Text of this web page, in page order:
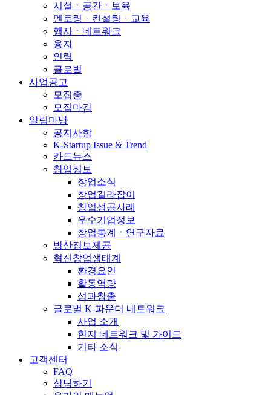
시설ㆍ공간ㆍ보육
멘토링ㆍ컨설팅ㆍ교육
행사ㆍ네트워크
융자
인력
글로벌
사업공고
모집중
모집마감
알림마당
공지사항
K-Startup Issue & Trend
카드뉴스
창업정보
창업소식
창업길라잡이
창업성공사례
우수기업정보
창업통계ㆍ연구자료
방산정보제공
혁신창업생태계
환경요인
활동역량
성과창출
글로벌 K-파운더 네트워크
사업 소개
현지 네트워크 및 가이드
기타 소식
고객센터
FAQ
상담하기